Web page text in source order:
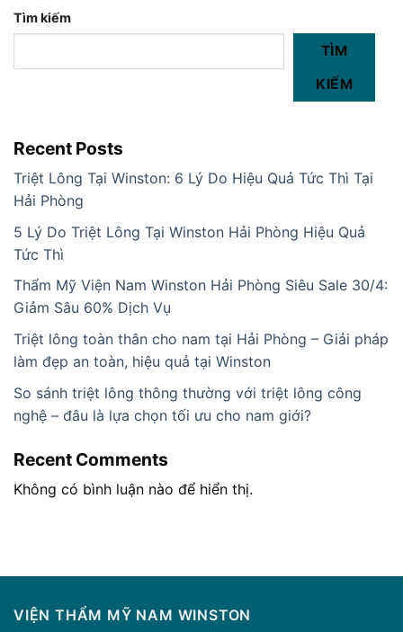
Tìm kiếm
TÌM
KIẾM
Recent Posts
Triệt Lông Tại Winston: 6 Lý Do Hiệu Quả Tức Thì Tại
Hải Phòng
5 Lý Do Triệt Lông Tại Winston Hải Phòng Hiệu Quả
Tức Thì
Thẩm Mỹ Viện Nam Winston Hải Phòng Siêu Sale 30/4:
Giảm Sâu 60% Dịch Vụ
Triệt lông toàn thân cho nam tại Hải Phòng – Giải pháp
làm đẹp an toàn, hiệu quả tại Winston
So sánh triệt lông thông thường với triệt lông công
nghệ – đâu là lựa chọn tối ưu cho nam giới?
Recent Comments
Không có bình luận nào để hiển thị.
VIỆN THẨM MỸ NAM WINSTON